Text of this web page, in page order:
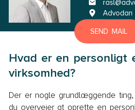
SEND MAIL
Hvad er en personligt
virksomhed?
Der er nogle grundlæggende
du overvejer at oprette en